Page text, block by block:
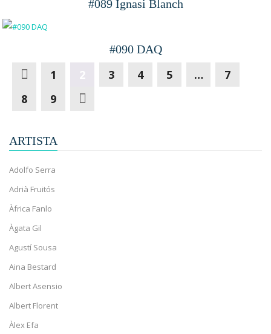
#089 Ignasi Blanch
#090 DAQ
1 2 3 4 5 …
7
8
9
ARTISTA
Adolfo Serra
Adrià Fruitós
Àfrica Fanlo
Àgata Gil
Agustí Sousa
Aina Bestard
Albert Asensio
Albert Florent
Àlex Efa